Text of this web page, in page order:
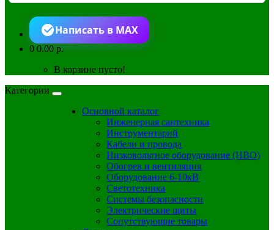
Написать в MAX
00.00 р.
В корзине пусто!
Категории
Основной каталог
Инженерная сантехника
Инструментарий
Кабели и провода
Низковольтное оборудование (НВО)
Обогрев и вентиляция
Оборудование 6-10кВ
Светотехника
Системы безопасности
Электрические щиты
Сопутствующие товары